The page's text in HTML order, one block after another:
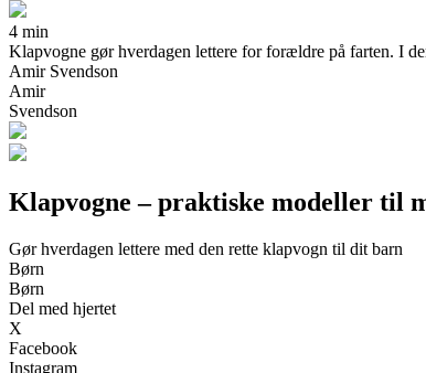
4 min
Klapvogne gør hverdagen lettere for forældre på farten. I
Amir Svendson
Amir
Svendson
Klapvogne – praktiske modeller til
Gør hverdagen lettere med den rette klapvogn til dit barn
Børn
Børn
Del med hjertet
X
Facebook
Instagram